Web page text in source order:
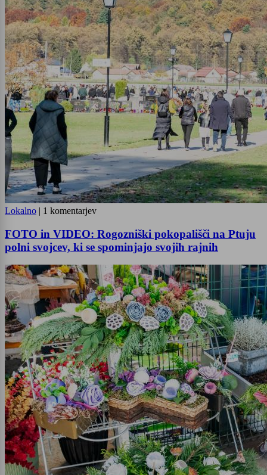
Lokalno | 1 komentarjev
FOTO in VIDEO: Rogozniški pokopališči na Ptuju
polni svojcev, ki se spominjajo svojih rajnih